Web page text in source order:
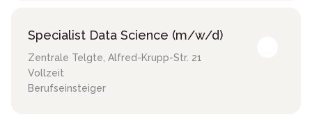
Specialist Data Science (m/w/d)
Zentrale Telgte, Alfred-Krupp-Str. 21
Vollzeit
Berufseinsteiger